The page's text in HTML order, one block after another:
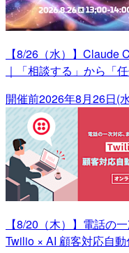
【8/26（水）】Claude
｜「相談する」から「
開催前2026年8月26日(
【8/20（木）】電話の
Twilio × AI 顧客対応自